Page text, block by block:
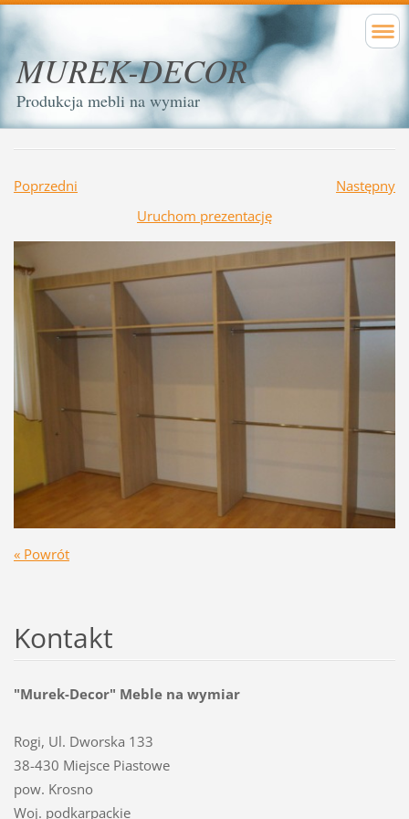
MUREK-DECOR
Produkcja mebli na wymiar
Poprzedni
Następny
Uruchom prezentację
« Powrót
Kontakt
"Murek-Decor" Meble na wymiar
Rogi, Ul. Dworska 133
38-430 Miejsce Piastowe
pow. Krosno
Woj. podkarpackie